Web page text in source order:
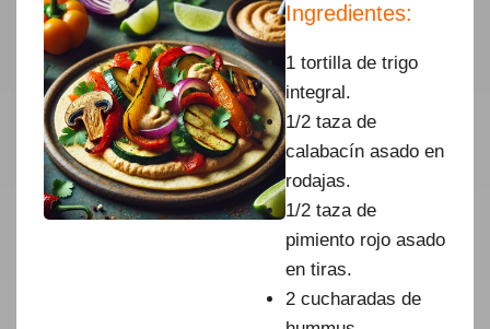
Ingredientes:
1 tortilla de trigo
integral.
1/2 taza de
calabacín asado en
rodajas.
1/2 taza de
pimiento rojo asado
en tiras.
2 cucharadas de